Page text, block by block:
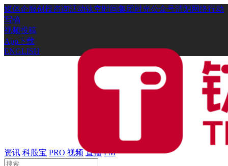
媒体企服创投咨询活动钛空时间集团时光公众号清朗网络行动
写稿
视频投稿
App下载
ENGLISH
资讯 科股宝 PRO 视频 直播 FM